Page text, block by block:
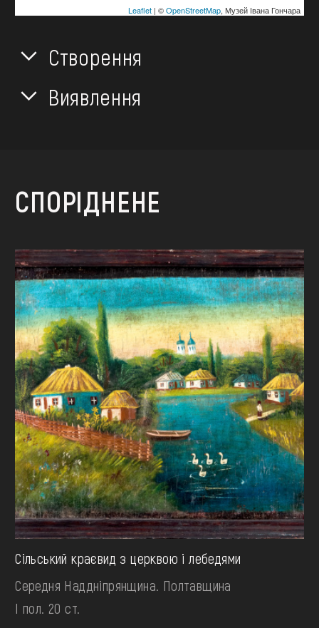
Leaflet| ©OpenStreetMap, Музей Івана Гончара
Створення
Виявлення
СПОРІДНЕНЕ
Сільський краєвид з церквою і лебедями
Середня Наддніпрянщина. Полтавщина
І пол. 20 ст.